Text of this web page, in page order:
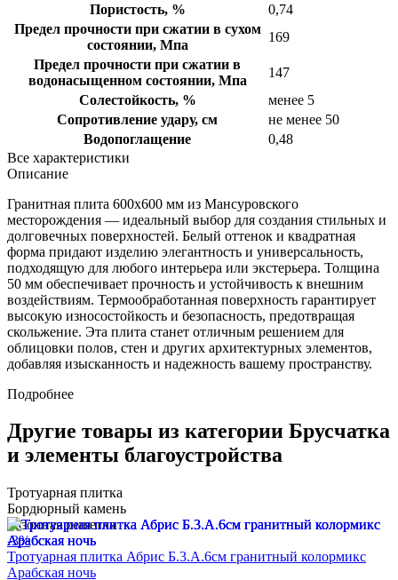
Пористость, %
0,74
Предел прочности при сжатии в сухом
состоянии, Мпа
169
Предел прочности при сжатии в
водонасыщенном состоянии, Мпа
147
Солестойкость, %
менее 5
Сопротивление удару, см
не менее 50
Водопоглащение
0,48
Все характеристики
Описание
Гранитная плита 600х600 мм из Мансуровского
месторождения — идеальный выбор для создания стильных и
долговечных поверхностей. Белый оттенок и квадратная
форма придают изделию элегантность и универсальность,
подходящую для любого интерьера или экстерьера. Толщина
50 мм обеспечивает прочность и устойчивость к внешним
воздействиям. Термообработанная поверхность гарантирует
высокую износостойкость и безопасность, предотвращая
скольжение. Эта плита станет отличным решением для
облицовки полов, стен и других архитектурных элементов,
добавляя изысканность и надежность вашему пространству.
Подробнее
Другие товары из категории Брусчатка
и элементы благоустройства
Тротуарная плитка
Бордюрный камень
Газонная решетка
-3%
Тротуарная плитка Абрис Б.3.А.6см гранитный колормикс
Арабская ночь